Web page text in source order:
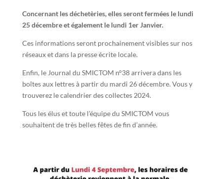
Concernant les déchetèries, elles seront fermées le lundi
25 décembre et également le lundi 1er Janvier.
Ces informations seront prochainement visibles sur nos
réseaux et dans la presse écrite locale.
Enfin, le Journal du SMICTOM n°38 arrivera dans les
boîtes aux lettres à partir du mardi 26 décembre. Vous y
trouverez le calendrier des collectes 2024.
Tous les élus et toute l’équipe du SMICTOM vous
souhaitent de très belles fêtes de fin d’année.